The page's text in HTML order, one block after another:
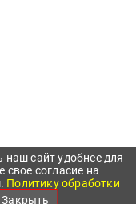
сайт удобнее для
свое согласие на
Политику обработки
Закрыть